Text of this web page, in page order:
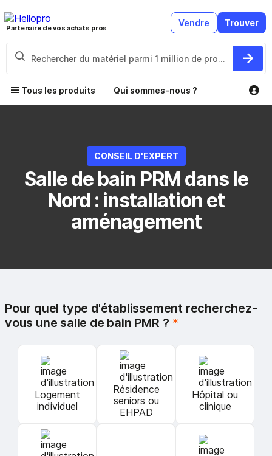
Partenaire de vos achats pros Vendre Trouver
Tous les produits Qui sommes-nous ?
CONSEIL D'EXPERT
Salle de bain PRM dans le
Nord : installation et
aménagement
Pour quel type d'établissement recherchez-
vous une salle de bain PMR ? *
Logement
individuel
Résidence
seniors ou
EHPAD
Hôpital ou
clinique